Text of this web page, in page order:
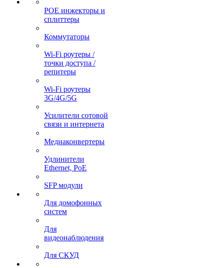
POE инжекторы и
сплиттеры
Коммутаторы
Wi-Fi роутеры /
точки доступа /
репитеры
Wi-Fi роутеры
3G/4G/5G
Усилители сотовой
связи и интернета
Медиаконвертеры
Удлинители
Ethernet, PoE
SFP модули
Для домофонных
систем
Для
видеонаблюдения
Для СКУД